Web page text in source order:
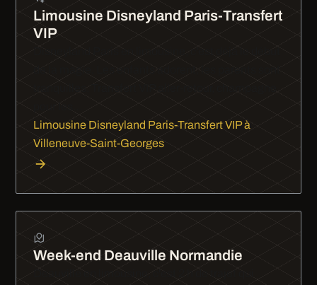
Limousine Disneyland Paris-Transfert
VIP
de la magie. Les enfants adorent, les parents sont
Limousine Disneyland Paris-Transfert VIP à
Villeneuve-Saint-Georges
Week-end Deauville Normandie